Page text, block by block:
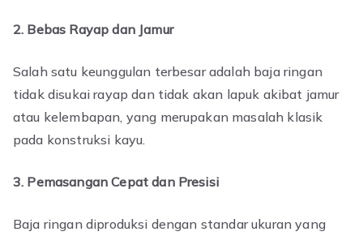
2. Bebas Rayap dan Jamur
Salah satu keunggulan terbesar adalah baja ringan
tidak disukai rayap dan tidak akan lapuk akibat jamur
atau kelembapan, yang merupakan masalah klasik
pada konstruksi kayu.
3. Pemasangan Cepat dan Presisi
Baja ringan diproduksi dengan standar ukuran yang